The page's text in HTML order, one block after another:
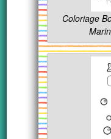
Coloriage